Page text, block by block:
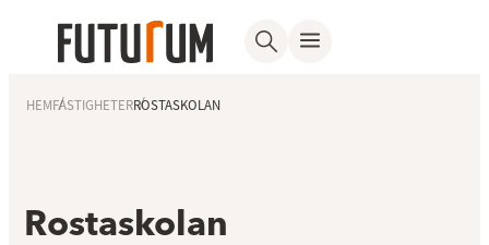
HEMFASTIGHETERROSTASKOLAN
Rostaskolan